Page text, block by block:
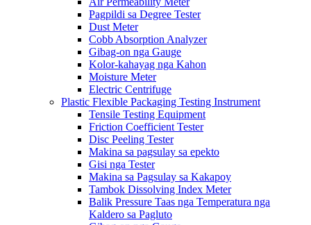
Pagpildi sa Degree Tester
Dust Meter
Cobb Absorption Analyzer
Gibag-on nga Gauge
Kolor-kahayag nga Kahon
Moisture Meter
Electric Centrifuge
Plastic Flexible Packaging Testing Instrument
Tensile Testing Equipment
Friction Coefficient Tester
Disc Peeling Tester
Makina sa pagsulay sa epekto
Gisi nga Tester
Makina sa Pagsulay sa Kakapoy
Tambok Dissolving Index Meter
Balik Pressure Taas nga Temperatura nga
Kaldero sa Pagluto